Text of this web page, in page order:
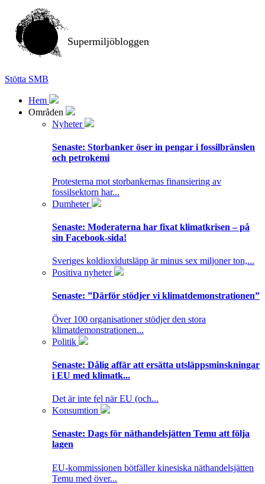
Supermiljöbloggen
Stötta SMB
Hem
Områden
Nyheter
Senaste: Storbanker öser in pengar i fossilbränslen
och petrokemi
Protesterna mot storbankernas finansiering av
fossilsektorn har...
Dumheter
Senaste: Moderaterna har fixat klimatkrisen – på
sin Facebook-sida!
Sveriges koldioxidutsläpp är minus sex miljoner ton,...
Positiva nyheter
Senaste: ”Därför stödjer vi klimatdemonstrationen”
Över 100 organisationer stödjer den stora
klimatdemonstrationen...
Politik
Senaste: Dålig affär att ersätta utsläppsminskningar
i EU med klimatk...
Det är inte fel när EU (och...
Konsumtion
Senaste: Dags för näthandelsjätten Temu att följa
lagen
EU-kommissionen bötfäller kinesiska näthandelsjätten
Temu med över...